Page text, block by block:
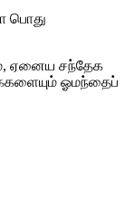
பொது
ஏனைய சந்தேக
ஓமந்தைப்